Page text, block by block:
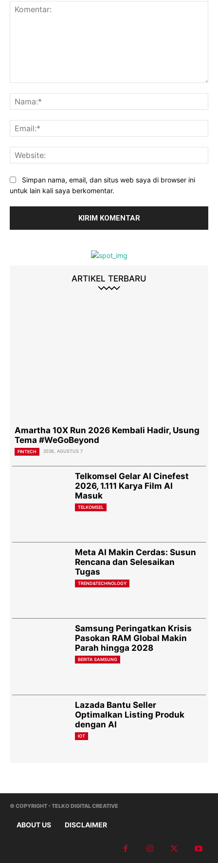
Simpan nama, email, dan situs web saya di browser ini
untuk lain kali saya berkomentar.
ARTIKEL TERBARU
Amartha 10X Run 2026 Kembali Hadir, Usung
Tema #WeGoBeyond
FINTECH 2026, AGUSTUS 7
Telkomsel Gelar AI Cinefest
2026, 1.111 Karya Film AI
Masuk
TELKOMSEL
Meta AI Makin Cerdas: Susun
Rencana dan Selesaikan
Tugas
TREND&TECHNOLOGY
Samsung Peringatkan Krisis
Pasokan RAM Global Makin
Parah hingga 2028
BERITA SAMSUNG
Lazada Bantu Seller
Optimalkan Listing Produk
dengan AI
IOT
© COPYRIGHT - TELKO DIGITAL CREATIVE
ABOUT US DISCLAIMER